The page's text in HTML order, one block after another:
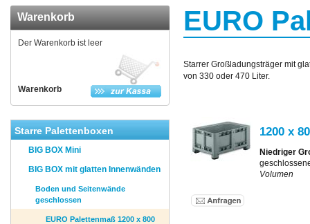
Warenkorb
Warenkorb
Der Warenkorb ist leer
Starre Palettenboxen
BIG BOX Mini
BIG BOX mit glatten Innenwänden
Boden und Seitenwände
geschlossen
EURO Palettenmaß 1200 x 800
EURO
Starrer Großladungsträger mit
von 330 oder 470 Liter.
1200 x
Niedriger
Volumen